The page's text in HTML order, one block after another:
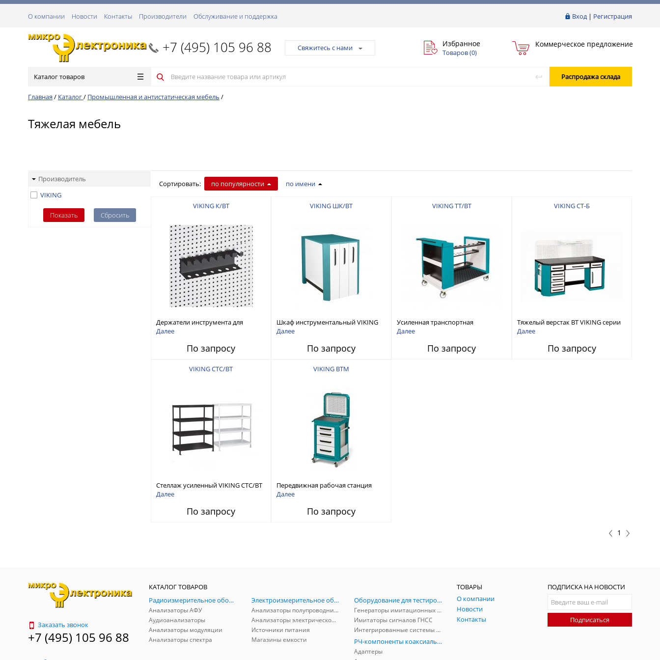
Вход| Регистрация
О компании Новости Контакты Производители Обслуживание и поддержка
+7 (495) 105 96 88 Свяжитесь с нами Избранное
Товаров (0)
Коммерческое предложение
Каталог товаров Распродажа склада
Главная / Каталог/ Промышленная и антистатическая мебель /
Тяжелая мебель
Производитель
VIKING
Сортировать: по популярности по имени
VIKING К/ВТ
Держатели инструмента для
перфорированных экранов VIKING
Далее
По запросу
VIKING ШК/ВТ
Шкаф инструментальный VIKING
ШК/ВТ серии Титан
Далее
По запросу
VIKING ТТ/ВТ
Усиленная транспортная
тележка VIKING ТТ/ВТ серии Титан
Далее
По запросу
VIKING СТ-Б
Тяжелый верстак ВТ VIKING серии
Титан
Далее
По запросу
VIKING СТС/ВТ
Стеллаж усиленный VIKING СТС/ВТ
Далее
По запросу
VIKING ВТМ
Передвижная рабочая станция
VIKING ВТМ серии Титан
Далее
По запросу
1
Заказать звонок
+7 (495) 105 96 88
КАТАЛОГ ТОВАРОВ
Радиоизмерительное оборудование
Анализаторы АФУ
Аудиоанализаторы
Анализаторы модуляции
Анализаторы спектра
Электроизмерительное оборудование
Анализаторы полупроводников
Анализаторы электрической мощности
Источники питания
Магазины емкости
Оборудование для тестирования и симуляции ГНСС
Генераторы имитационных и заградительных помех
Имитаторы сигналов ГНСС
Интегрированные системы защиты от ГНСС-помех
РЧ-компоненты коаксиальные
Адаптеры
ТОВАРЫ
О компании
Новости
Контакты
ПОДПИСКА НА НОВОСТИ
Подписаться